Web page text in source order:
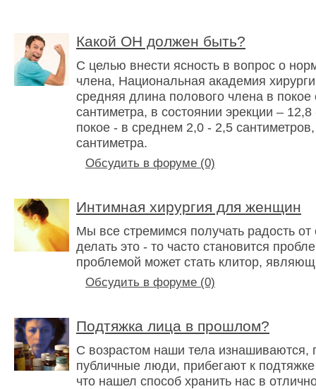
Какой ОН должен быть?
С целью внести ясность в вопрос о
члена, Национальная академия
средняя длина полового члена в покое
сантиметра, в состоянии эрекции –
покое - в среднем 2,0 - 2,5
сантиметра.
Обсудить в форуме (0)
Интимная хирургия для женщин
Мы все стремимся получать радость
делать это - то часто становится
проблемой может стать клитор,
Обсудить в форуме (0)
Подтяжка лица в прошлом?
С возрастом наши тела изнашиваются,
публичные люди, прибегают к
что нашел способ хранить нас в